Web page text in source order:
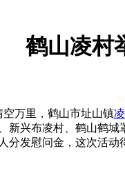
鹤山凌村
万里，鹤山市址山镇
新兴布凌村、鹤山鹤
分发慰问金，这次活动